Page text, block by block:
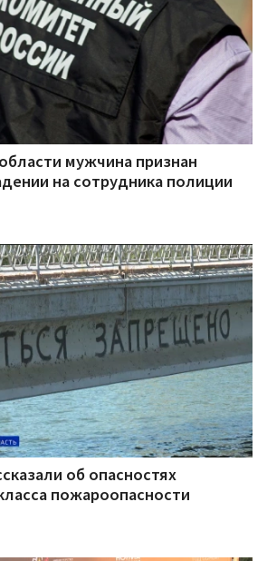
мужчина признан
на сотрудника полиции
об опасностях
пожароопасности